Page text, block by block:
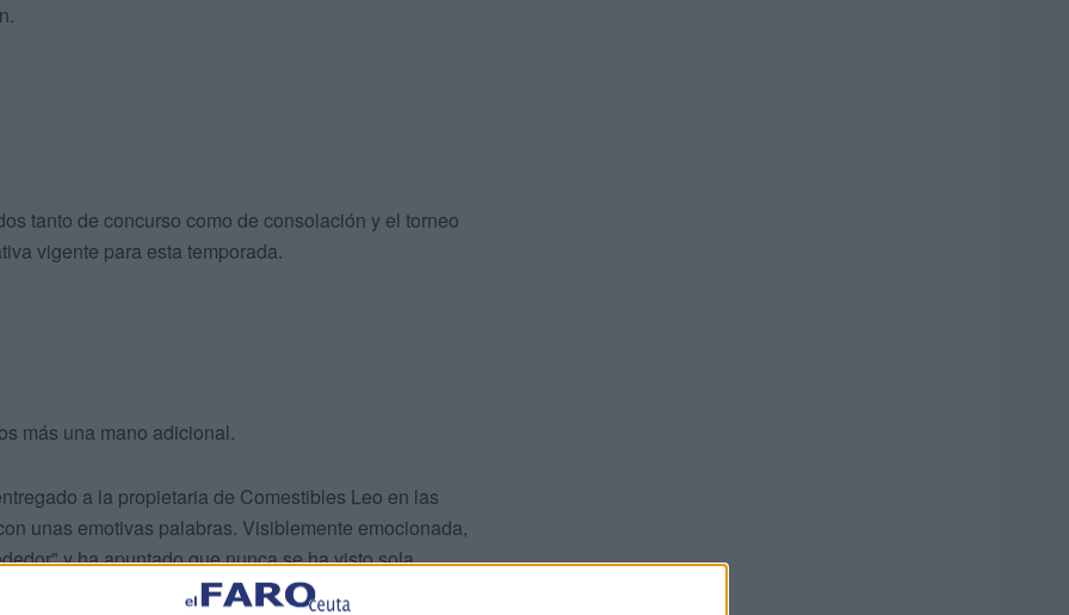
tanto de concurso como de consolación y el torneo
vigente para esta temporada.
más una mano adicional.
a la propietaria de Comestibles Leo en las
unas emotivas palabras. Visiblemente emocionada,
y ha apuntado que nunca se ha visto sola.